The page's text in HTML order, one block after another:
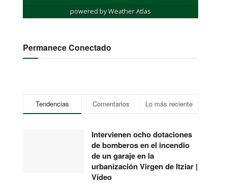
powered byWeather Atlas
Permanece Conectado
Tendencias Comentarios Lo más reciente
Intervienen ocho dotaciones
de bomberos en el incendio
de un garaje en la
urbanización Virgen de Itziar |
Vídeo